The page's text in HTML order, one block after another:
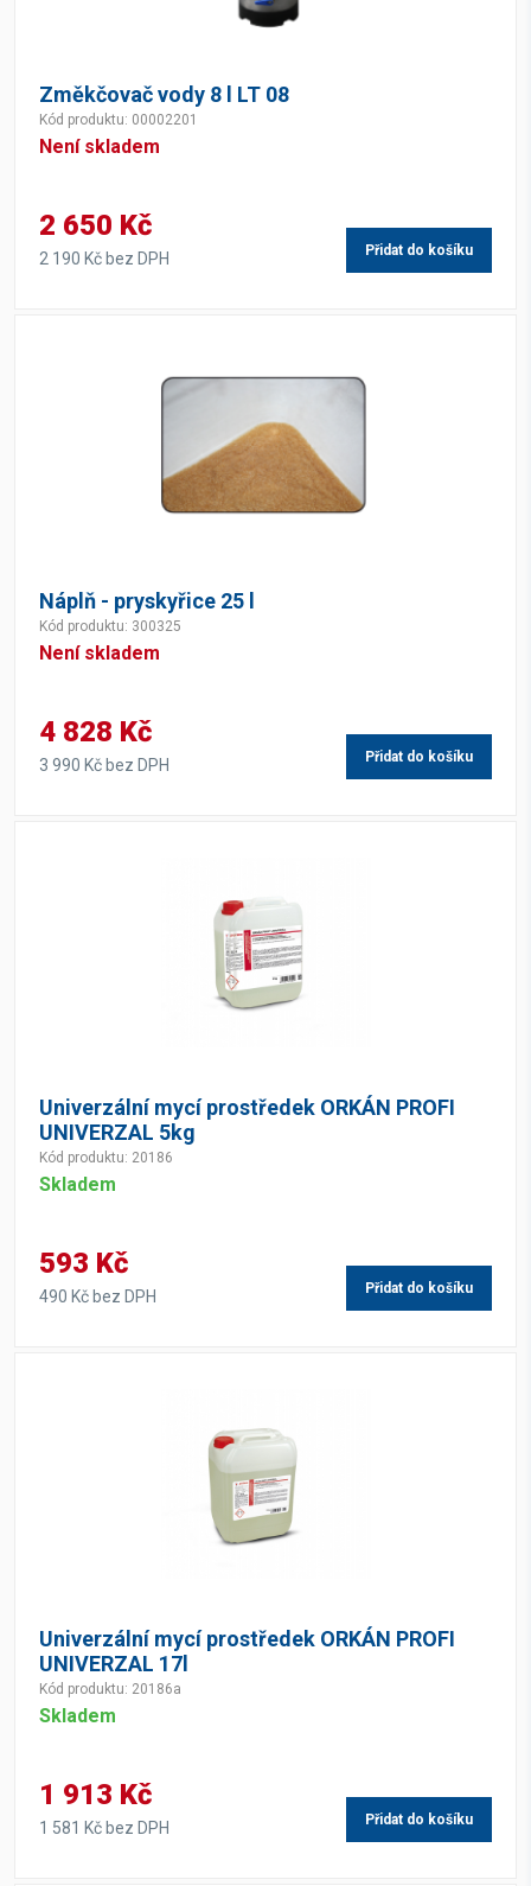
Změkčovač vody 8 l LT 08
Kód produktu: 00002201
Není skladem
2 650 Kč
2 190 Kč bez DPH Přidat do košíku
Náplň - pryskyřice 25 l
Kód produktu: 300325
Není skladem
4 828 Kč
3 990 Kč bez DPH Přidat do košíku
Univerzální mycí prostředek ORKÁN PROFI
UNIVERZAL 5kg
Kód produktu: 20186
Skladem
593 Kč
490 Kč bez DPH Přidat do košíku
Univerzální mycí prostředek ORKÁN PROFI
UNIVERZAL 17l
Kód produktu: 20186a
Skladem
1 913 Kč
1 581 Kč bez DPH Přidat do košíku